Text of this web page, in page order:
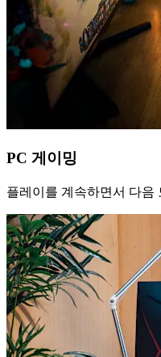
PC 게이밍
플레이를 계속하면서 다음